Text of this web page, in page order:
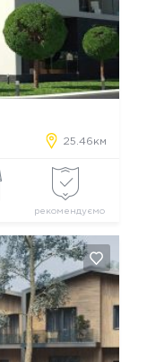
25.46км
рекомендуємо